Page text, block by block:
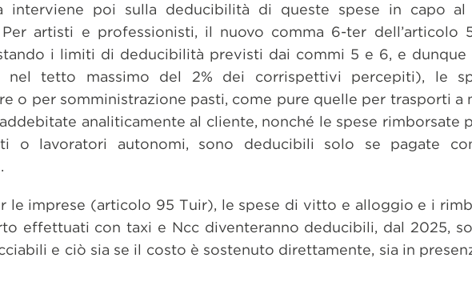
interviene poi sulla deducibilità di queste spese in capo
Per artisti e professionisti, il nuovo comma 6-ter dell’articolo
i limiti di deducibilità previsti dai commi 5 e 6, e dunque
nel tetto massimo del 2% dei corrispettivi percepiti), le
o per somministrazione pasti, come pure quelle per trasporti a
analiticamente al cliente, nonché le spese rimborsate
o lavoratori autonomi, sono deducibili solo se pagate
le imprese (articolo 95 Tuir), le spese di vitto e alloggio e i
effettuati con taxi e Ncc diventeranno deducibili, dal 2025,
e ciò sia se il costo è sostenuto direttamente, sia in